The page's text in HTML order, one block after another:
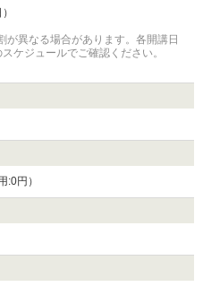
異なる場合があります。各開講日
ケジュールでご確認ください。
:0円）